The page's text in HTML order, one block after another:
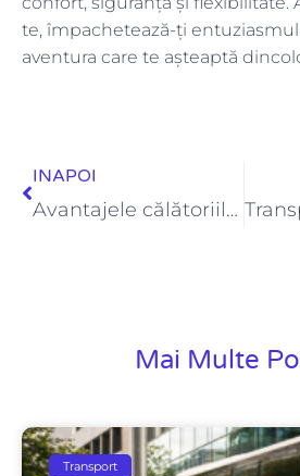
te, împachetează-ți
aventura care te așteaptă
INAPOI
Avantajele călătoriilor cu autocarul față de alte mijloace de transport
Mai Multe
Transport